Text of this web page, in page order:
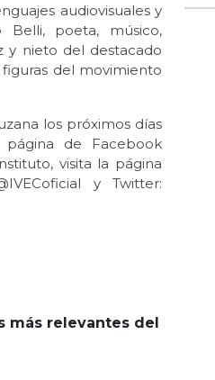
audiovisuales y
Belli, poeta, músico,
y nieto del destacado
del movimiento
los próximos días
de Facebook
visita la página
y Twitter:
más relevantes del